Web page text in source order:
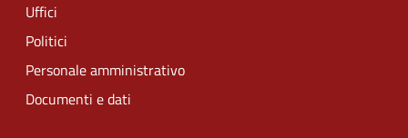
Uffici
Politici
Personale amministrativo
Documenti e dati